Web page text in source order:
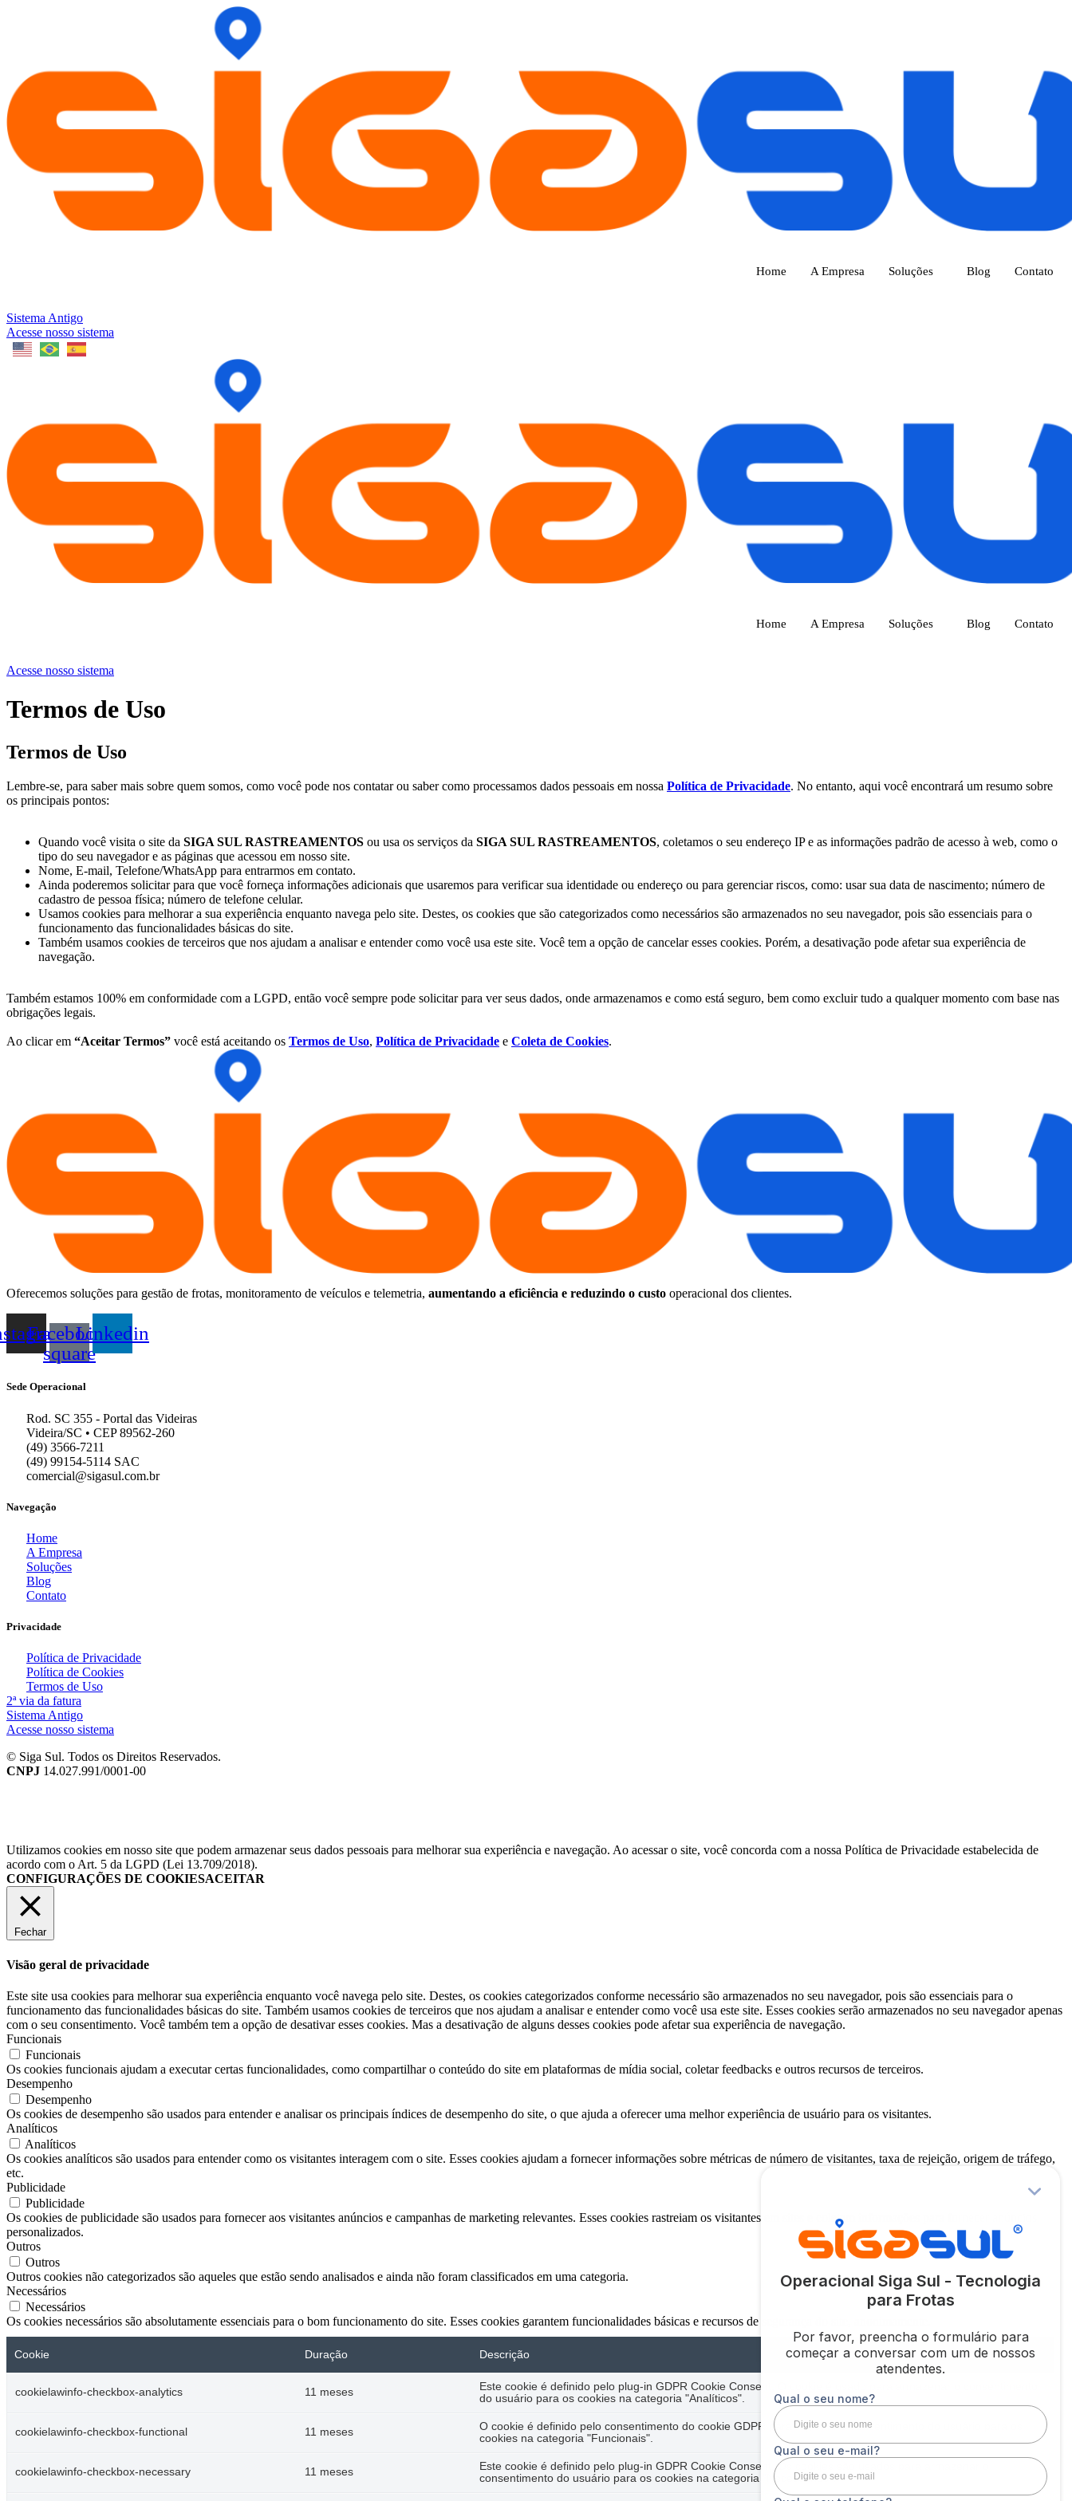
Home A Empresa Soluções Blog Contato
Sistema Antigo
Acesse nosso sistema
Home A Empresa Soluções Blog Contato
Acesse nosso sistema
Termos de Uso
Termos de Uso
Lembre-se, para saber mais sobre quem somos, como você pode nos contatar ou saber como processamos dados pessoais em nossa Política de Privacidade. No entanto, aqui você encontrará um resumo sobre
os principais pontos:
Quando você visita o site da SIGA SUL RASTREAMENTOS ou usa os serviços da SIGA SUL RASTREAMENTOS, coletamos o seu endereço IP e as informações padrão de acesso à web, como o
tipo do seu navegador e as páginas que acessou em nosso site.
Nome, E-mail, Telefone/WhatsApp para entrarmos em contato.
Ainda poderemos solicitar para que você forneça informações adicionais que usaremos para verificar sua identidade ou endereço ou para gerenciar riscos, como: usar sua data de nascimento; número de
cadastro de pessoa física; número de telefone celular.
Usamos cookies para melhorar a sua experiência enquanto navega pelo site. Destes, os cookies que são categorizados como necessários são armazenados no seu navegador, pois são essenciais para o
funcionamento das funcionalidades básicas do site.
Também usamos cookies de terceiros que nos ajudam a analisar e entender como você usa este site. Você tem a opção de cancelar esses cookies. Porém, a desativação pode afetar sua experiência de
navegação.
Também estamos 100% em conformidade com a LGPD, então você sempre pode solicitar para ver seus dados, onde armazenamos e como está seguro, bem como excluir tudo a qualquer momento com base nas
obrigações legais.
Ao clicar em “Aceitar Termos” você está aceitando os Termos de Uso, Política de Privacidade e Coleta de Cookies.
Oferecemos soluções para gestão de frotas, monitoramento de veículos e telemetria, aumentando a eficiência e reduzindo o custo operacional dos clientes.
Facebook-
square
Linkedin
Sede Operacional
Rod. SC 355 - Portal das Videiras
Videira/SC • CEP 89562-260
(49) 3566-7211
(49) 99154-5114 SAC
comercial@sigasul.com.br
Navegação
Home
A Empresa
Soluções
Blog
Contato
Privacidade
Política de Privacidade
Política de Cookies
Termos de Uso
2ª via da fatura
Sistema Antigo
Acesse nosso sistema
© Siga Sul. Todos os Direitos Reservados.
CNPJ 14.027.991/0001-00
Utilizamos cookies em nosso site que podem armazenar seus dados pessoais para melhorar sua experiência e navegação. Ao acessar o site, você concorda com a nossa Política de Privacidade estabelecida de
acordo com o Art. 5 da LGPD (Lei 13.709/2018).
CONFIGURAÇÕES DE COOKIESACEITAR
Fechar
Visão geral de privacidade
Este site usa cookies para melhorar sua experiência enquanto você navega pelo site. Destes, os cookies categorizados conforme necessário são armazenados no seu navegador, pois são essenciais para o
funcionamento das funcionalidades básicas do site. Também usamos cookies de terceiros que nos ajudam a analisar e entender como você usa este site. Esses cookies serão armazenados no seu navegador apenas
com o seu consentimento. Você também tem a opção de desativar esses cookies. Mas a desativação de alguns desses cookies pode afetar sua experiência de navegação.
Funcionais
Funcionais
Os cookies funcionais ajudam a executar certas funcionalidades, como compartilhar o conteúdo do site em plataformas de mídia social, coletar feedbacks e outros recursos de terceiros.
Desempenho
Desempenho
Os cookies de desempenho são usados ​​para entender e analisar os principais índices de desempenho do site, o que ajuda a oferecer uma melhor experiência de usuário para os visitantes.
Analíticos
Analíticos
Os cookies analíticos são usados ​​para entender como os visitantes interagem com o site. Esses cookies ajudam a fornecer informações sobre métricas de número de visitantes, taxa de rejeição, origem de tráfego,
etc.
Publicidade
Publicidade
Os cookies de publicidade são usados ​​para fornecer aos visitantes anúncios e campanhas de marketing relevantes. Esses cookies rastreiam os visitantes em sites e coletam informações para fornecer anúncios
personalizados.
Outros
Outros
Outros cookies não categorizados são aqueles que estão sendo analisados ​​e ainda não foram classificados em uma categoria.
Necessários
Necessários
Os cookies necessários são absolutamente essenciais para o bom funcionamento do site. Esses cookies garantem funcionalidades básicas e recursos de segurança do site, anonimamente.
Cookie Duração Descrição
cookielawinfo-checkbox-analytics 11 meses
Este cookie é definido pelo plug-in GDPR Cookie Consent. O cookie é usado para armazenar o consentimento
do usuário para os cookies na categoria "Analíticos".
cookielawinfo-checkbox-functional 11 meses
O cookie é definido pelo consentimento do cookie GDPR para registrar o consentimento do usuário para os
cookies na categoria "Funcionais".
cookielawinfo-checkbox-necessary 11 meses
Este cookie é definido pelo plug-in GDPR Cookie Consent. Os cookies são usados ​​para armazenar o
consentimento do usuário para os cookies na categoria "Necessários".